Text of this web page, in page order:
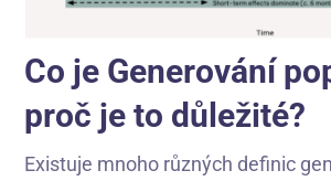
Co je Generování
proč je to důležité?
Existuje mnoho různých definic